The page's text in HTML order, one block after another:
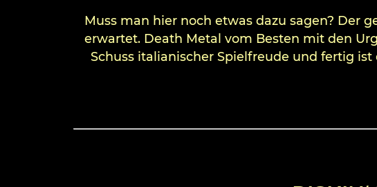
Muss man hier noch etwas dazu sagen? Der
erwartet. Death Metal vom Besten mit den
Schuss italianischer Spielfreude und fertig